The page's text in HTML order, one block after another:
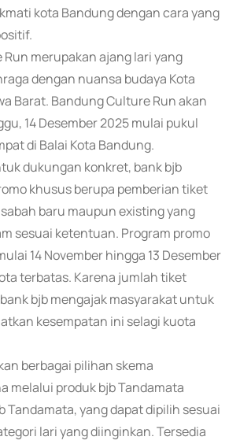
kota Bandung dengan cara yang
merupakan ajang lari yang
dengan nuansa budaya Kota
Barat. Bandung Culture Run akan
14 Desember 2025 mulai pukul
di Balai Kota Bandung.
dukungan konkret, bank bjb
khusus berupa pemberian tiket
baru maupun existing yang
sesuai ketentuan. Program promo
14 November hingga 13 Desember
terbatas. Karena jumlah tiket
bjb mengajak masyarakat untuk
kesempatan ini selagi kuota
berbagai pilihan skema
melalui produk bjb Tandamata
Tandamata, yang dapat dipilih sesuai
lari yang diinginkan. Tersedia